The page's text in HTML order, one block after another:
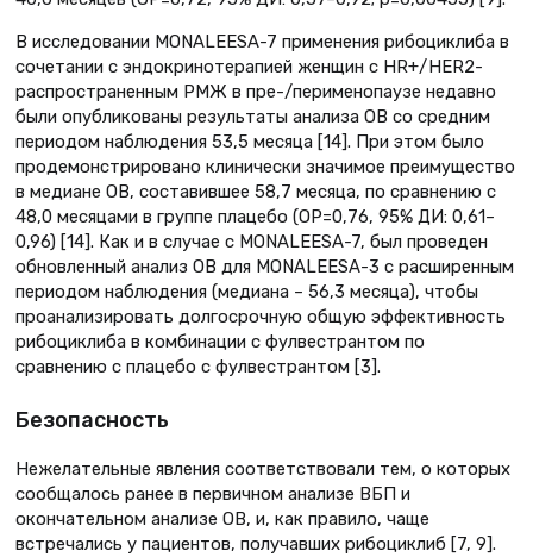
В исследовании MONALEESA-7 применения рибоциклиба в
сочетании с эндокринотерапией женщин с HR+/HER2-
распространенным РМЖ в пре-/перименопаузе недавно
были опубликованы результаты анализа ОВ со средним
периодом наблюдения 53,5 месяца [14]. При этом было
продемонстрировано клинически значимое преимущество
в медиане ОВ, составившее 58,7 месяца, по сравнению с
48,0 месяцами в группе плацебо (ОР=0,76, 95% ДИ: 0,61–
0,96) [14]. Как и в случае с MONALEESA-7, был проведен
обновленный анализ ОВ для MONALEESA-3 с расширенным
периодом наблюдения (медиана – 56,3 месяца), чтобы
проанализировать долгосрочную общую эффективность
рибоциклиба в комбинации с фулвестрантом по
сравнению с плацебо с фулвестрантом [3].
Безопасность
Нежелательные явления соответствовали тем, о которых
сообщалось ранее в первичном анализе ВБП и
окончательном анализе ОВ, и, как правило, чаще
встречались у пациентов, получавших рибоциклиб [7, 9].